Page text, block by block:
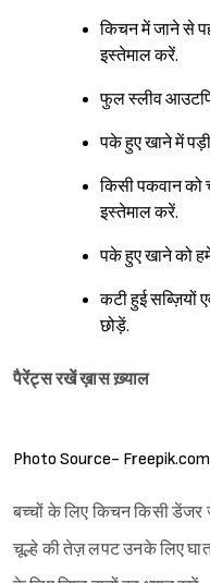
किचन में जाने से
इस्तेमाल करें.
फुल स्लीव
पके हुए खाने में
किसी पकवान
इस्तेमाल करें.
पके हुए खाने को
कटी हुई सब्ज़ियों
छोड़ें.
पैरेंट्स रखें ख़ास ख़्याल
Photo Source- Freepik.com
बच्चों के लिए किचन किसी डेंजर
चूल्हे की तेज़ लपट उनके लिए